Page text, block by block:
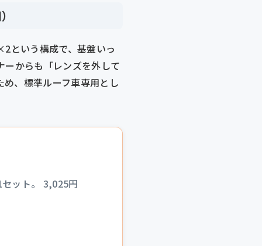
という構成で、基盤いっ
からも「レンズを外して
、標準ルーフ車専用とし
ット。 3,025円